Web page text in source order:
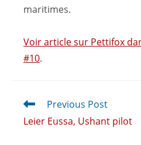
maritimes.
Voir article sur Pettifox
#10.
Previous Post
Leier Eussa, Ushant pilot